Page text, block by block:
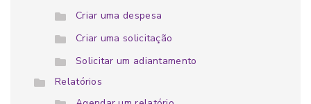
Criar uma despesa
Criar uma solicitação
Solicitar um adiantamento
Relatórios